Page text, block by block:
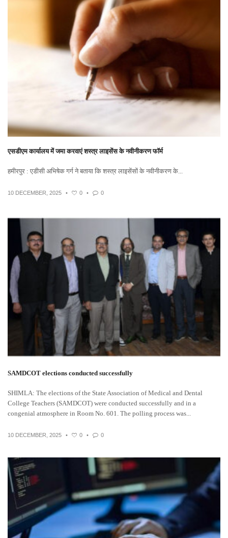
एसडीएम कार्यालय में जमा करवाएं शस्त्र लाइसेंस के नवीनीकरण फॉर्म
हमीरपुर : एडीसी अभिषेक गर्ग ने बताया कि शस्त्र लाइसेंसों के नवीनीकरण के...
10 DECEMBER, 2025 • 0 • 0
SAMDCOT elections conducted successfully
SHIMLA: The elections of the State Association of Medical and Dental
College Teachers (SAMDCOT) were conducted successfully and in a
congenial atmosphere in Room No. 601. The polling process was...
10 DECEMBER, 2025 • 0 • 0